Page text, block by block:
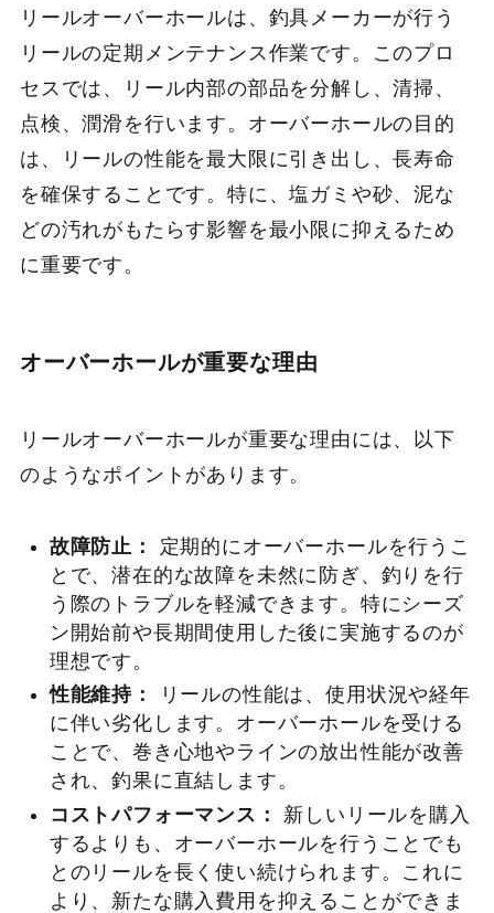
リールオーバーホールは、釣具メーカーが行う
リールの定期メンテナンス作業です。このプロ
セスでは、リール内部の部品を分解し、清掃、
点検、潤滑を行います。オーバーホールの目的
は、リールの性能を最大限に引き出し、長寿命
を確保することです。特に、塩ガミや砂、泥な
どの汚れがもたらす影響を最小限に抑えるため
に重要です。
オーバーホールが重要な理由
リールオーバーホールが重要な理由には、以下
のようなポイントがあります。
故障防止：
定期的にオーバーホールを行うこ
とで、潜在的な故障を未然に防ぎ、釣りを行
う際のトラブルを軽減できます。特にシーズ
ン開始前や長期間使用した後に実施するのが
理想です。
性能維持：
リールの性能は、使用状況や経年
に伴い劣化します。オーバーホールを受ける
ことで、巻き心地やラインの放出性能が改善
され、釣果に直結します。
コストパフォーマンス：
新しいリールを購入
するよりも、オーバーホールを行うことでも
とのリールを長く使い続けられます。これに
より、新たな購入費用を抑えることができま